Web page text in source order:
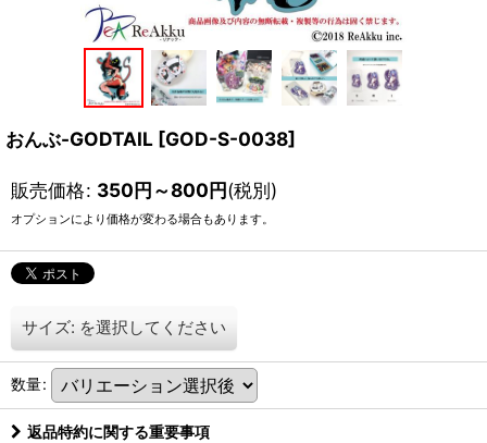
おんぶ-GODTAIL [GOD-S-0038]
販売価格: 350円～800円(税別)
オプションにより価格が変わる場合もあります。
サイズ: を選択してください
数量:
返品特約に関する重要事項